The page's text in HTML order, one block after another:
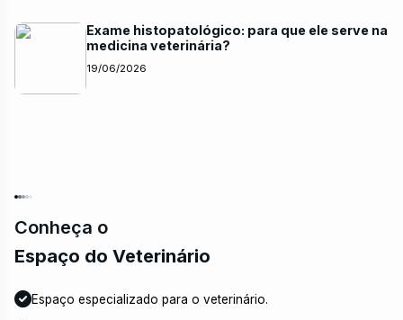
Exame histopatológico: para que ele serve na
medicina veterinária?
19/06/2026
Conheça o
Espaço do Veterinário
Espaço especializado para o veterinário.